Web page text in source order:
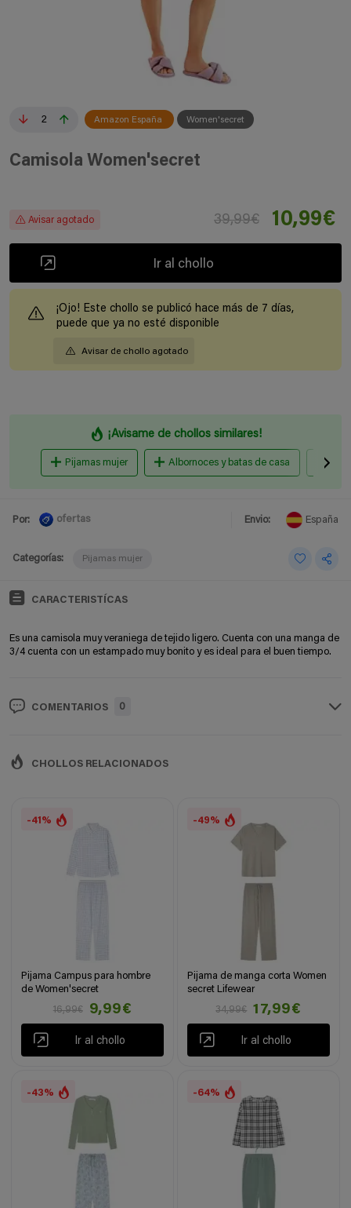
2 Amazon España Women'secret
Camisola Women'secret
Avisar agotado 39,99€ 10,99€
Ir al chollo
¡Ojo! Este chollo se publicó hace más de 7 días,
puede que ya no esté disponible
Avisar de chollo agotado
¡Avisame de chollos similares!
Pijamas mujer Albornoces y batas de casa
Por: ofertas Envio: España
Categorías: Pijamas mujer
CARACTERISTÍCAS
Es una camisola muy veraniega de tejido ligero. Cuenta con una manga de
3/4 cuenta con un estampado muy bonito y es ideal para el buen tiempo.
COMENTARIOS 0
CHOLLOS RELACIONADOS
-41%
Pijama Campus para hombre
de Women'secret
16,99€
9,99€
Ir al chollo
-49%
Pijama de manga corta Women
secret Lifewear
34,99€
17,99€
Ir al chollo
-43% -64%